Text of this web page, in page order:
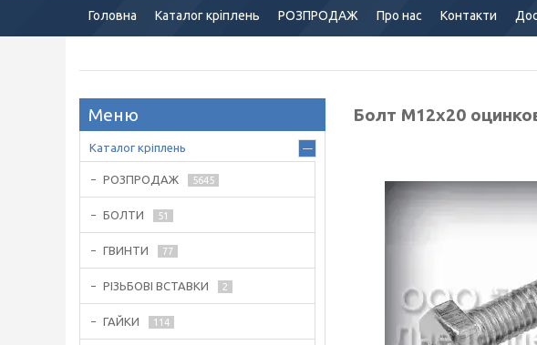
Головна Каталог кріплень РОЗПРОДАЖ Про нас Контакти
Болт М12х20
Каталог кріплень
РОЗПРОДАЖ 5645
БОЛТИ 51
ГВИНТИ 77
РІЗЬБОВІ ВСТАВКИ 2
ГАЙКИ 114